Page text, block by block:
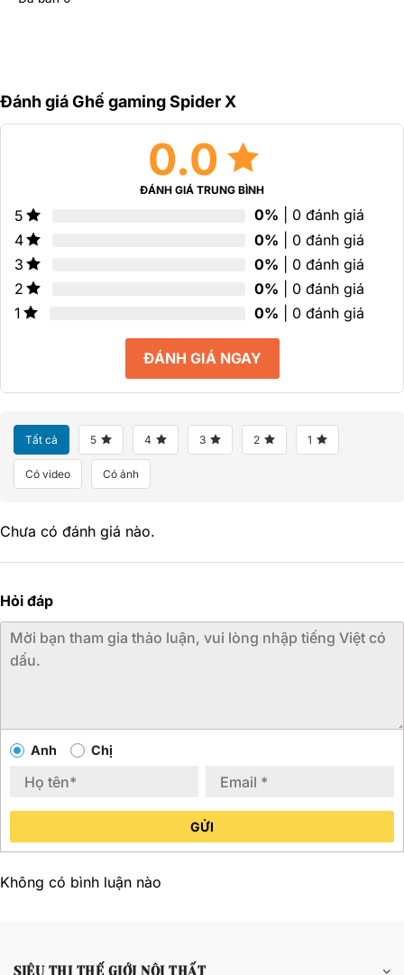
Đánh giá Ghế gaming Spider X
0.0
ĐÁNH GIÁ TRUNG BÌNH
5 0% | 0 đánh giá
4
0% | 0 đánh giá
3
0% | 0 đánh giá
2
0% | 0 đánh giá
1
0% | 0 đánh giá
ĐÁNH GIÁ NGAY
Tất cả 5 4 3 2 1
Có video Có ảnh
Chưa có đánh giá nào.
Hỏi đáp
Anh Chị
GỬI
Không có bình luận nào
SIÊU THỊ THẾ GIỚI NỘI THẤT